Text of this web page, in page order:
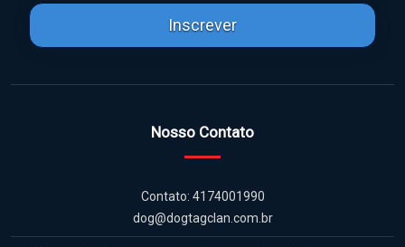
Inscrever
Nosso Contato
Contato: 4174001990
dog@dogtagclan.com.br